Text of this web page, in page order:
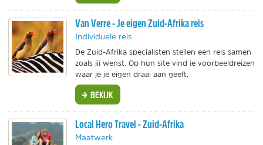
Van Verre - Je eigen Zuid-Afrika reis
Individuele reis
De Zuid-Afrika specialisten stellen een reis samen
zoals jij wenst. Op hun site vind je voorbeeldreizen
waar je je eigen draai aan geeft.
BEKIJK
Local Hero Travel - Zuid-Afrika
Maatwerk